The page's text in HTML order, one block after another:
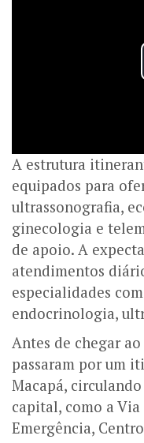
A estrutura
equipados para
ultrassonografia,
ginecologia e
de apoio. A
atendimentos
especialidades
endocrinologia,
Antes de chegar
passaram por um
Macapá,
capital, como a
Emergência,